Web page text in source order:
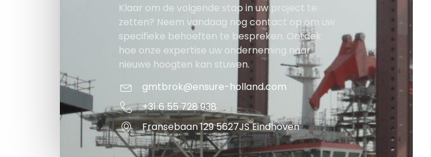
Klaar om de volgende stap in uw project te
zetten? Neem vandaag nog contact op om uw
specifieke behoeften te bespreken. Ontdek
hoe onze expertise uw onderneming naar
nieuwe hoogten kan stuwen.
gmtbrok@ensure-holland.com
+31 6 55 728 938
Fransebaan 129 5627JS Eindhoven